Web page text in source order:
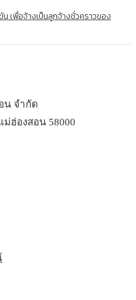
เพื่อจ้างเป็นลูกจ้างชั่วคราวของ
น จำกัด
ม่ฮ่องสอน 58000